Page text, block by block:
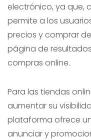
electrónico, ya que,
permite a los
precios y comprar
página de
compras online.
Para las tiendas
aumentar su
plataforma ofrece
anunciar y